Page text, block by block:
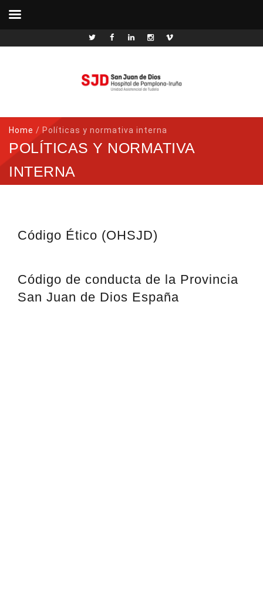
Home / Políticas y normativa interna
POLÍTICAS Y NORMATIVA
INTERNA
Código Ético (OHSJD)
Código de conducta de la Provincia
San Juan de Dios España